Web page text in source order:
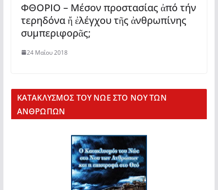
ΦΘΟΡΙΟ – Μέσον προστασίας ἀπό τήν
τερηδόνα ἤ ἐλέγχου τῆς ἀνθρωπίνης
συμπεριφορᾶς;
24 Μαΐου 2018
KΑΤΑΚΛΥΣΜΟΣ ΤΟΥ ΝΩΕ ΣΤΟ ΝΟΥ ΤΩΝ
ΑΝΘΡΩΠΩΝ